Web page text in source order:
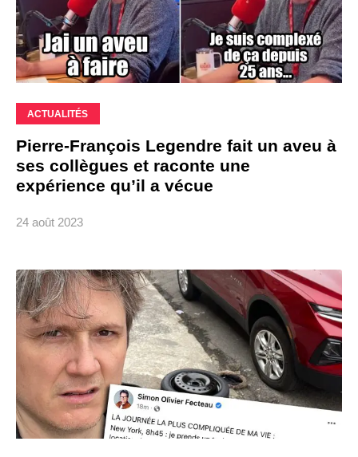
ACTUALITÉS
Pierre-François Legendre fait un aveu à
ses collègues et raconte une
expérience qu’il a vécue
24 août 2023